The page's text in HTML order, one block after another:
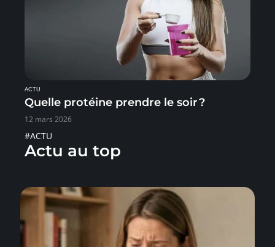
ACTU
Quelle protéine prendre le soir ?
12 mars 2026
#ACTU
Actu au top